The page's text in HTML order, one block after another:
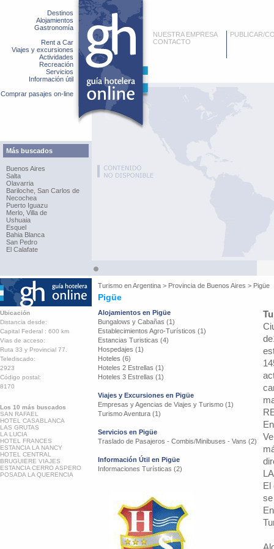
Destinos
Alojamientos
Gastronomía
Rent a Car
Viajes y excursiones
Actividades
Recreación
Servicios
Información útil
Comprar pasajes on-line
Más buscados
Buenos Aires
Salta
Olavarria
Bariloche, San Carlos de
Necochea
Puerto Iguazu
Merlo, Villa de
Ushuaia
Esquel
Bahia Blanca
San Pedro
El Calafate
NUESTRA EMPRESA
CONTACTO
PUBLICAR/
Turismo enArgentina > Provincia de Buenos Aires > Pigüe
Pigüe
Ubicación
Distancia desde:
Capital Federal : 600 km
Vias de acceso:
Ruta 33 y Provincial 77.
Telediscado:
2923
Código postal:
8170
Los 10 más buscados
SAN RAFAEL
HOTEL CASABLANCA
LAS GRUTAS
LA LUCIA
HOTEL FRANCES
ESTANCIA LA NANCY
HOTEL CENTRAL
BRUGUIERE VIAJES
ESTANCIA CERRO ASPERO
POSADA LA QUERENCIA
Alojamientos en Pigüe
Bungalows y Cabañas (1)
Establecimientos Agro-Turísticos (1)
Estancias Turisticas (4)
Hospedajes (1)
Hoteles (6)
Hoteles 2 Estrellas (1)
Hoteles 3 Estrellas (1)
Viajes y Excursiones en Pigüe
Empresas y Agencias de Viajes y Turismo (1)
Turismo Aventura (1)
Servicios en Pigüe
Traslado de Pasajeros - Combis/Minibuses - Vans (2)
Información Útil en Pigüe
Informaciones Turísticas (2)
El